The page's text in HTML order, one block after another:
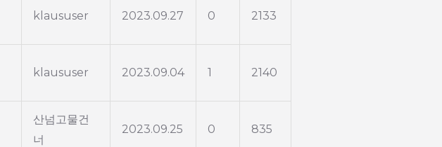
klaususer 2023.09.27 0 2133
klaususer 2023.09.04 1 2140
산넘고물건
너
2023.09.25 0 835